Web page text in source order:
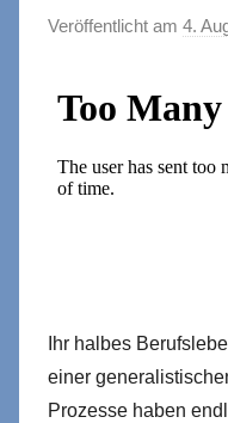
Veröffentlicht am 4.
Ihr halbes
einer
Prozesse haben